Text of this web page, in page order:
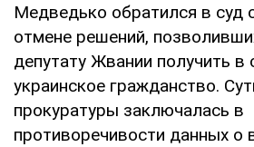
Медведько обратился в суд
отмене решений,
депутату Жвании получить в
украинское гражданство.
прокуратуры заключалась в
противоречивости данных о